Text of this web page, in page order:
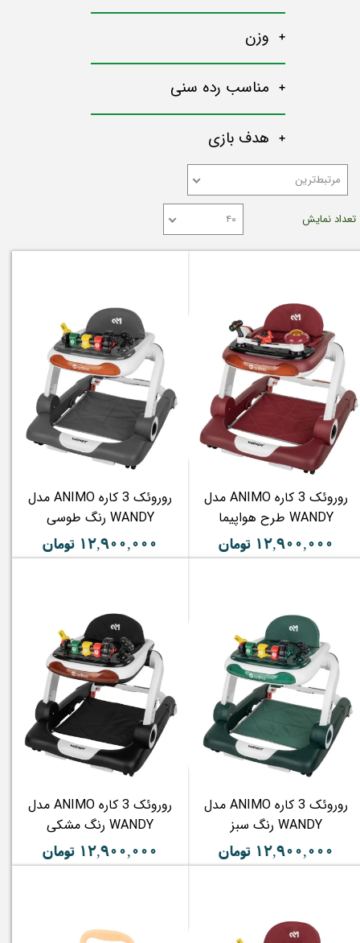
وزن
مناسب رده سنی
هدف بازی
مرتبط‌ترین
تعداد نمایش ۴۰
روروئک 3 کاره ANIMO مدل
WANDY طرح هواپیما
۱۲,۹۰۰,۰۰۰ تومان
روروئک 3 کاره ANIMO مدل
WANDY رنگ طوسی
۱۲,۹۰۰,۰۰۰ تومان
روروئک 3 کاره ANIMO مدل
WANDY رنگ سبز
۱۲,۹۰۰,۰۰۰ تومان
روروئک 3 کاره ANIMO مدل
WANDY رنگ مشکی
۱۲,۹۰۰,۰۰۰ تومان